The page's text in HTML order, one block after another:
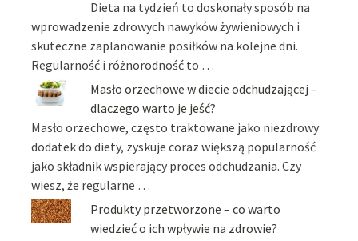
Dieta na tydzień to doskonały sposób na
wprowadzenie zdrowych nawyków żywieniowych i
skuteczne zaplanowanie posiłków na kolejne dni.
Regularność i różnorodność to …
Masło orzechowe w diecie odchudzającej –
dlaczego warto je jeść?
Masło orzechowe, często traktowane jako niezdrowy
dodatek do diety, zyskuje coraz większą popularność
jako składnik wspierający proces odchudzania. Czy
wiesz, że regularne …
Produkty przetworzone – co warto
wiedzieć o ich wpływie na zdrowie?